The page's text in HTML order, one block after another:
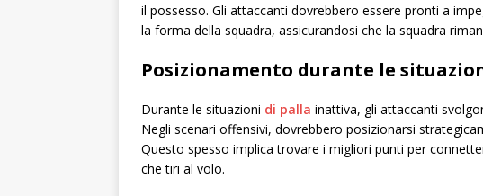
il possesso. Gli attaccanti dovrebbero essere pronti a
la forma della squadra, assicurandosi che la squadra
Posizionamento durante le
Durante le situazioni di palla inattiva, gli attaccanti
Negli scenari offensivi, dovrebbero posizionarsi
Questo spesso implica trovare i migliori punti per
che tiri al volo.